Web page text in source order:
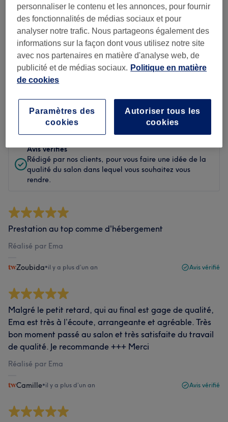
Propreté
Personnel
Filtrer les avis
Évaluation Filtrer par évaluation
Avis vérifiés
Rédigé par nos clients, pour vous faire une idée de la
qualité du salon dans lequel vous souhaitez vous
rendre.
Prestation au top comme d'hébergement
Réalisé par Ema
Zoubida•il y a plus d’un an Avis vérifié
Malgré le petit retard, qui au final est gage de qualité,
Ema est très à l’écoute, arrangeante et agréable. Très
bon moment passé au salon et très satisfaite du travail
de qualité. Je recommande +++ Merci
Réalisé par Ema
Camille•il y a plus d’un an Avis vérifié
personnaliser le contenu et les annonces, pour fournir
des fonctionnalités de médias sociaux et pour
analyser notre trafic. Nous partageons également des
informations sur la façon dont vous utilisez notre site
avec nos partenaires en matière d'analyse web, de
publicité et de médias sociaux. Politique en matière
de cookies
Autoriser tous les
cookies
Paramètres des
cookies